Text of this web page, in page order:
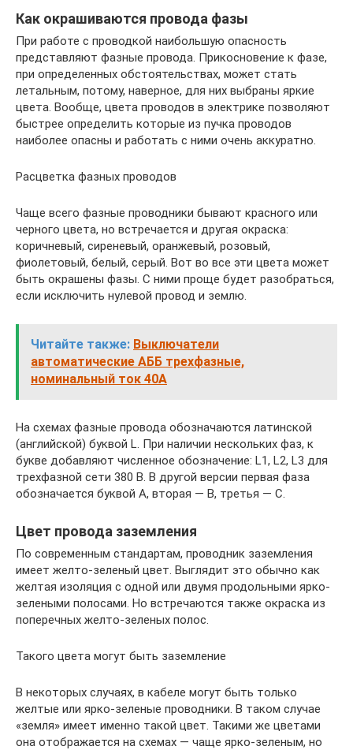
Как окрашиваются провода фазы
При работе с проводкой наибольшую опасность
представляют фазные провода. Прикосновение к фазе,
при определенных обстоятельствах, может стать
летальным, потому, наверное, для них выбраны яркие
цвета. Вообще, цвета проводов в электрике позволяют
быстрее определить которые из пучка проводов
наиболее опасны и работать с ними очень аккуратно.
Расцветка фазных проводов
Чаще всего фазные проводники бывают красного или
черного цвета, но встречается и другая окраска:
коричневый, сиреневый, оранжевый, розовый,
фиолетовый, белый, серый. Вот во все эти цвета может
быть окрашены фазы. С ними проще будет разобраться,
если исключить нулевой провод и землю.
Читайте также: Выключатели
автоматические АББ трехфазные,
номинальный ток 40A
На схемах фазные провода обозначаются латинской
(английской) буквой L. При наличии нескольких фаз, к
букве добавляют численное обозначение: L1, L2, L3 для
трехфазной сети 380 В. В другой версии первая фаза
обозначается буквой A, вторая — B, третья — C.
Цвет провода заземления
По современным стандартам, проводник заземления
имеет желто-зеленый цвет. Выглядит это обычно как
желтая изоляция с одной или двумя продольными ярко-
зелеными полосами. Но встречаются также окраска из
поперечных желто-зеленых полос.
Такого цвета могут быть заземление
В некоторых случаях, в кабеле могут быть только
желтые или ярко-зеленые проводники. В таком случае
«земля» имеет именно такой цвет. Такими же цветами
она отображается на схемах — чаще ярко-зеленым, но